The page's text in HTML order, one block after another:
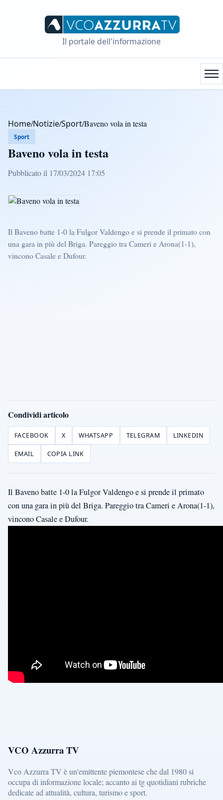
Il portale dell'informazione
Home/Notizie/Sport/Baveno vola in testa
Sport
Baveno vola in testa
Pubblicato il 17/03/2024 17:05
Il Baveno batte 1-0 la Fulgor Valdengo e si prende il primato con
una gara in più del Briga. Pareggio tra Cameri e Arona(1-1),
vincono Casale e Dufour.
Condividi articolo
FACEBOOK X WHATSAPP TELEGRAM LINKEDIN
EMAIL COPIA LINK
Il Baveno batte 1-0 la Fulgor Valdengo e si prende il primato
con una gara in più del Briga. Pareggio tra Cameri e Arona(1-1),
vincono Casale e Dufour.
VCO Azzurra TV
Vco Azzurra TV è un'emittente piemontese che dal 1980 si
occupa di informazione locale; accanto ai tg quotidiani rubriche
dedicate ad attualità, cultura, turismo e sport.